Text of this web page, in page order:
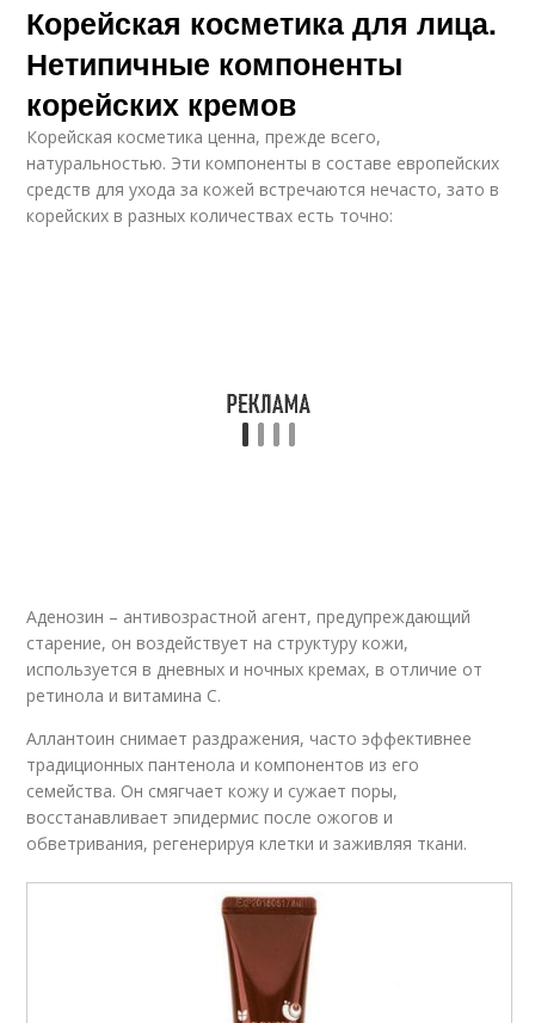
Корейские продукты Крем для рук
Питательный крем Антивозрастной крем
Корейская косметика для лица.
Нетипичные компоненты
корейских кремов
Корейская косметика ценна, прежде всего,
натуральностью. Эти компоненты в составе европейских
средств для ухода за кожей встречаются нечасто, зато в
корейских в разных количествах есть точно:
Аденозин – антивозрастной агент, предупреждающий
старение, он воздействует на структуру кожи,
используется в дневных и ночных кремах, в отличие от
ретинола и витамина С.
Аллантоин снимает раздражения, часто эффективнее
традиционных пантенола и компонентов из его
семейства. Он смягчает кожу и сужает поры,
восстанавливает эпидермис после ожогов и
обветривания, регенерируя клетки и заживляя ткани.